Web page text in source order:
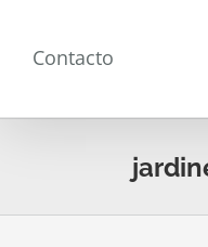
Contacto